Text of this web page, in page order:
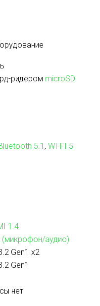
ридером microSD
5.1 , WI-FI 5
1.4
аудио)
Gen1 x2
Gen1
нет